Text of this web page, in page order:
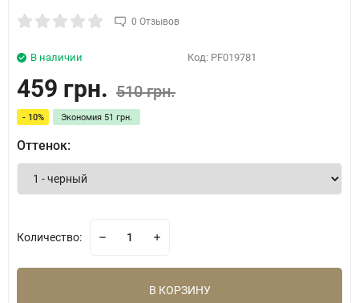
0 Отзывов
Код: PF019781
В наличии
459 грн. 510 грн.
- 10% Экономия 51 грн.
Оттенок:
Количество:
В КОРЗИНУ